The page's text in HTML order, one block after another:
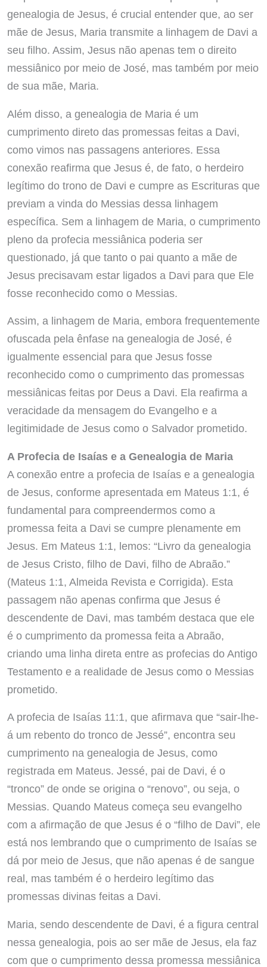
genealogia de Jesus, é crucial entender que, ao ser
mãe de Jesus, Maria transmite a linhagem de Davi a
seu filho. Assim, Jesus não apenas tem o direito
messiânico por meio de José, mas também por meio
de sua mãe, Maria.
Além disso, a genealogia de Maria é um
cumprimento direto das promessas feitas a Davi,
como vimos nas passagens anteriores. Essa
conexão reafirma que Jesus é, de fato, o herdeiro
legítimo do trono de Davi e cumpre as Escrituras que
previam a vinda do Messias dessa linhagem
específica. Sem a linhagem de Maria, o cumprimento
pleno da profecia messiânica poderia ser
questionado, já que tanto o pai quanto a mãe de
Jesus precisavam estar ligados a Davi para que Ele
fosse reconhecido como o Messias.
Assim, a linhagem de Maria, embora frequentemente
ofuscada pela ênfase na genealogia de José, é
igualmente essencial para que Jesus fosse
reconhecido como o cumprimento das promessas
messiânicas feitas por Deus a Davi. Ela reafirma a
veracidade da mensagem do Evangelho e a
legitimidade de Jesus como o Salvador prometido.
A Profecia de Isaías e a Genealogia de Maria
A conexão entre a profecia de Isaías e a genealogia
de Jesus, conforme apresentada em Mateus 1:1, é
fundamental para compreendermos como a
promessa feita a Davi se cumpre plenamente em
Jesus. Em Mateus 1:1, lemos: “Livro da genealogia
de Jesus Cristo, filho de Davi, filho de Abraão.”
(Mateus 1:1, Almeida Revista e Corrigida). Esta
passagem não apenas confirma que Jesus é
descendente de Davi, mas também destaca que ele
é o cumprimento da promessa feita a Abraão,
criando uma linha direta entre as profecias do Antigo
Testamento e a realidade de Jesus como o Messias
prometido.
A profecia de Isaías 11:1, que afirmava que “sair-lhe-
á um rebento do tronco de Jessé”, encontra seu
cumprimento na genealogia de Jesus, como
registrada em Mateus. Jessé, pai de Davi, é o
“tronco” de onde se origina o “renovo”, ou seja, o
Messias. Quando Mateus começa seu evangelho
com a afirmação de que Jesus é o “filho de Davi”, ele
está nos lembrando que o cumprimento de Isaías se
dá por meio de Jesus, que não apenas é de sangue
real, mas também é o herdeiro legítimo das
promessas divinas feitas a Davi.
Maria, sendo descendente de Davi, é a figura central
nessa genealogia, pois ao ser mãe de Jesus, ela faz
com que o cumprimento dessa promessa messiânica